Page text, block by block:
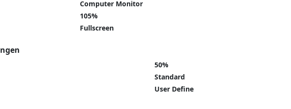
Computer Monitor
105%
Fullscreen
50%
Standard
User Define